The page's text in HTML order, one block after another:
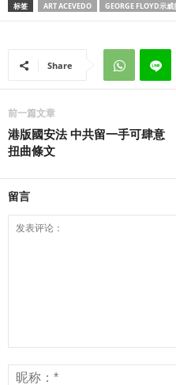
标签 ART ACEVEDO GEORGE FLOYD示威
Share
前一篇文章
港版國安法 中共留一手可肆意
扭曲條文
留言